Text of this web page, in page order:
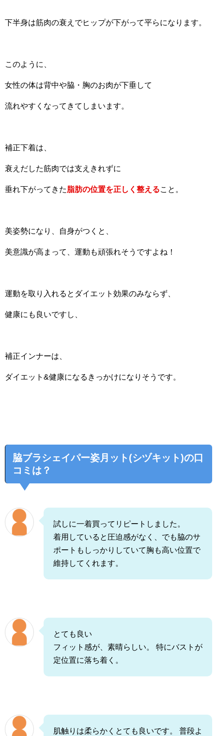
下半身は筋肉の衰えでヒップが下がって平らになります。
このように、
女性の体は背中や脇・胸のお肉が下垂して
流れやすくなってきてしまいます。
補正下着は、
衰えだした筋肉では支えきれずに
垂れ下がってきた脂肪の位置を正しく整えること。
美姿勢になり、自身がつくと、
美意識が高まって、運動も頑張れそうですよね！
運動を取り入れるとダイエット効果のみならず、
健康にも良いですし、
補正インナーは、
ダイエット&健康になるきっかけになりそうです。
脇ブラシェイパー姿月ット(シヅキット)の口
コミは？
試しに一着買ってリピートしました。
着用していると圧迫感がなく、でも脇のサ
ポートもしっかりしていて胸も高い位置で
維持してくれます。
とても良い
フィット感が、素晴らしい。 特にバストが
定位置に落ち着く。
肌触りは柔らかくとても良いです。 普段よ